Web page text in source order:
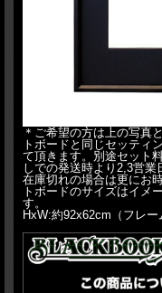
＊ご希望の方は上の写真
トボードと同じセッティ
て頂きます。別途セット
しでの発送時より2,3営
在庫切れの場合は更にお
トボードのサイズはイメ
す。
HxW:約92x62cm（フレー